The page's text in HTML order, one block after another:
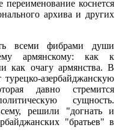
коснется
архива и других
всеми фибрами души
армянскому: как к
как очагу армянства. В
азербайджанскую
давно стремится
сущность.
решили "догнать и
"братьев" в